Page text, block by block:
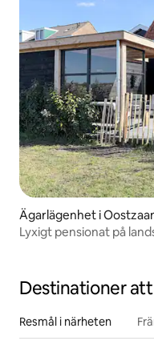
Ägarlägenhet i
Lyxigt pensionat på
Destinationer
Resmål i närheten